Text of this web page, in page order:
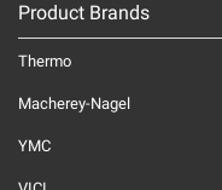
Product Brands
Thermo
Macherey-Nagel
YMC